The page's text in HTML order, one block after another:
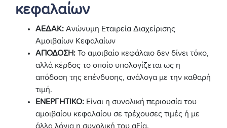
κεφαλαίων
ΑΕΔΑΚ: Ανώνυμη Εταιρεία Διαχείρισης
Αμοιβαίων Κεφαλαίων
ΑΠΟΔΟΣΗ: Το αμοιβαίο κεφάλαιο δεν δίνει τόκο,
αλλά κέρδος το οποίο υπολογίζεται ως η
απόδοση της επένδυσης, ανάλογα με την καθαρή
τιμή.
ΕΝΕΡΓΗΤΙΚΟ: Είναι η συνολική περιουσία του
αμοιβαίου κεφαλαίου σε τρέχουσες τιμές ή με
άλλα λόγια η συνολική του αξία.